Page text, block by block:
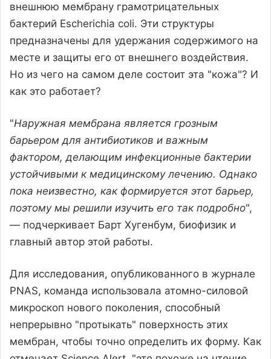
внешнюю мембрану грамотрицательных
бактерий Escherichia coli. Эти структуры
предназначены для удержания содержимого на
месте и защиты его от внешнего воздействия.
Но из чего на самом деле состоит эта "кожа"? И
как это работает?
"Наружная мембрана является грозным
барьером для антибиотиков и важным
фактором, делающим инфекционные бактерии
устойчивыми к медицинскому лечению. Однако
пока неизвестно, как формируется этот барьер,
поэтому мы решили изучить его так подробно",
— подчеркивает Барт Хугенбум, биофизик и
главный автор этой работы.
Для исследования, опубликованного в журнале
PNAS, команда использовала атомно-силовой
микроскоп нового поколения, способный
непрерывно "протыкать" поверхность этих
мембран, чтобы точно определить их форму. Как